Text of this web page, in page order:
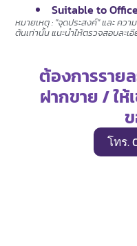
Suitable to
หมายเหตุ : "จุดประสงค์" และ ควา
ต้นเท่านั้น แนะนำให้ตรวจสอบละเ
ต้องการราย
ฝากขาย / ใ
โทร.